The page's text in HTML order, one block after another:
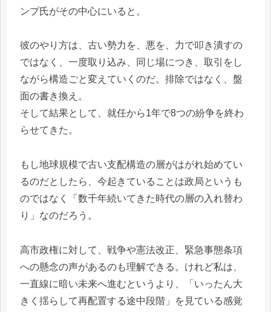
ンプ氏がその中心にいると。
彼のやり方は、古い勢力を、悪を、力で叩き潰すの
ではなく、一度取り込み、同じ場につき、取引をし
ながら構造ごと変えていくのだ。排除ではなく、盤
面の書き換え。
そして結果として、就任から1年で8つの紛争を終わ
らせてきた。
もし地球規模で古い支配構造の層がはがれ始めてい
るのだとしたら、今起きていることは政局というも
のではなく「数千年続いてきた時代の層の入れ替わ
り」なのだろう。
高市政権に対して、戦争や憲法改正、緊急事態条項
への懸念の声があるのも理解できる。けれど私は、
一直線に暗い未来へ進むというより、「いったん大
きく揺らして再配置する途中段階」を見ている感覚